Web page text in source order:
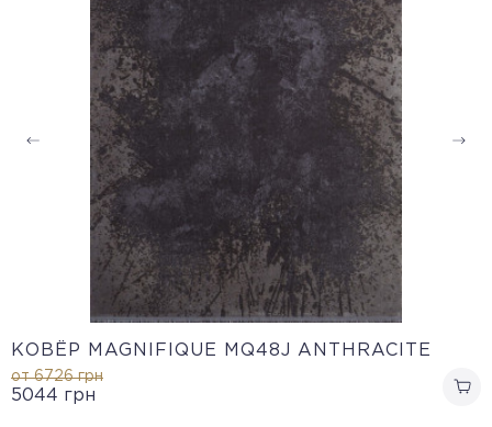
КОВЁР MAGNIFIQUE MQ48J ANTHRACITE
от 6726грн
5044 грн